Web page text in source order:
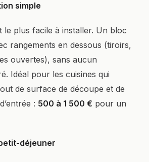
simple
le plus facile à installer. Un bloc
rangements en dessous (tiroirs,
ouvertes), sans aucun
Idéal pour les cuisines qui
de surface de découpe et de
: 500 à 1 500 € pour un
déjeuner